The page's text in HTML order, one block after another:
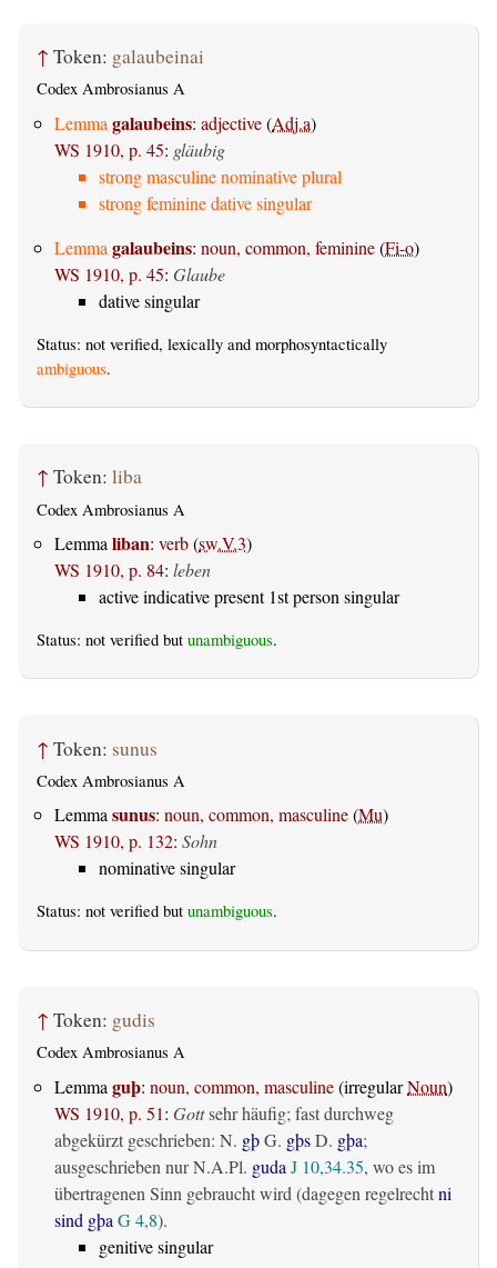
↑ Token: galaubeinai
Codex Ambrosianus A
Lemma galaubeins: adjective(Adj.a)
WS 1910, p. 45: gläubig
strong masculine nominative plural
strong feminine dative singular
Lemma galaubeins: noun, common, feminine(Fi-o)
WS 1910, p. 45: Glaube
dative singular
Status: not verified, lexically and morphosyntactically
ambiguous.
↑ Token: liba
Codex Ambrosianus A
Lemma liban: verb(sw.V.3)
WS 1910, p. 84: leben
active indicative present 1st person singular
Status: not verified but unambiguous.
↑ Token: sunus
Codex Ambrosianus A
Lemmasunus: noun, common, masculine(Mu)
WS 1910, p. 132: Sohn
nominative singular
Status: not verified but unambiguous.
↑ Token: gudis
Codex Ambrosianus A
Lemma guþ: noun, common, masculine(irregularNoun)
WS 1910, p. 51: Gottsehr häufig; fast durchweg
abgekürzt geschrieben: N. gþG. gþsD. gþa;
ausgeschrieben nur N.A.Pl. guda J 10,34.35, wo es im
übertragenen Sinn gebraucht wird (dagegen regelrechtni
sind gþa G 4,8).
genitive singular